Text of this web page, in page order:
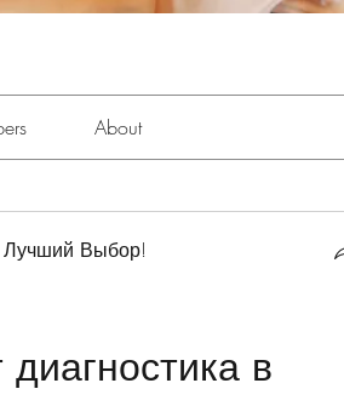
About
Лучший Выбор!
в